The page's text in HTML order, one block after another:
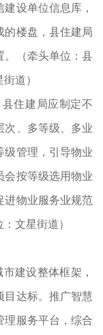
设单位信息库，
的楼盘，县住建局
。（牵头单位：县
道）
住建局应制定不
次、多等级、多业
级管理，引导物业
会按等级选用物业
进物业服务业规范
文星街道）
建设整体框架，
目达标。推广智慧
理服务平台，综合